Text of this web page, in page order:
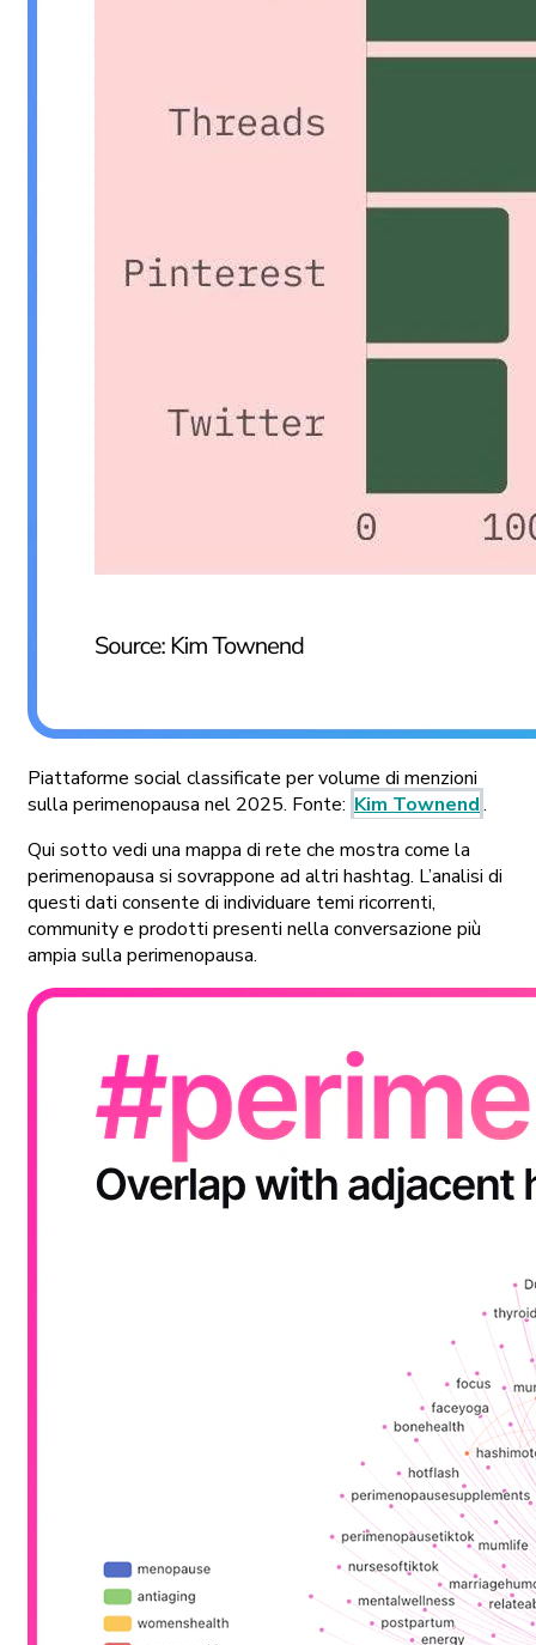
Piattaforme social classificate per volume di menzioni
sulla perimenopausa nel 2025. Fonte: Kim Townend.
Qui sotto vedi una mappa di rete che mostra come la
perimenopausa si sovrappone ad altri hashtag. L’analisi di
questi dati consente di individuare temi ricorrenti,
community e prodotti presenti nella conversazione più
ampia sulla perimenopausa.